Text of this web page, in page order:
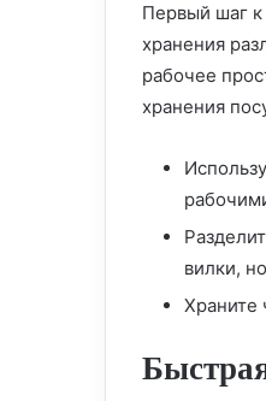
Первый шаг к
хранения
рабочее
хранения
вилки,
Храните